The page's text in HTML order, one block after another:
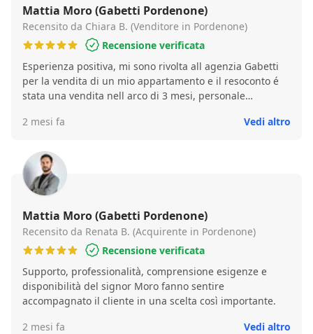
Mattia Moro (Gabetti Pordenone)
Recensito da Chiara B. (Venditore in Pordenone)
Recensione verificata
Esperienza positiva, mi sono rivolta all agenzia Gabetti
per la vendita di un mio appartamento e il resoconto é
stata una vendita nell arco di 3 mesi, personale
2 mesi fa
Vedi altro
Mattia Moro (Gabetti Pordenone)
Recensito da Renata B. (Acquirente in Pordenone)
Recensione verificata
Supporto, professionalità, comprensione esigenze e
disponibilità del signor Moro fanno sentire
accompagnato il cliente in una scelta così importante.
2 mesi fa
Vedi altro